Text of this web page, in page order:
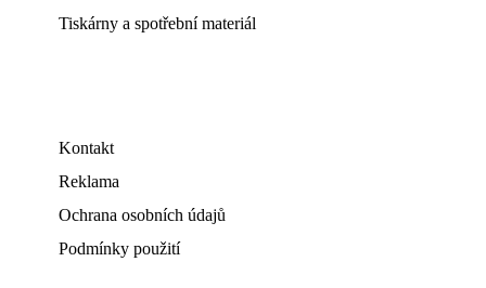
Tiskárny a spotřební materiál
Kontakt
Reklama
Ochrana osobních údajů
Podmínky použití